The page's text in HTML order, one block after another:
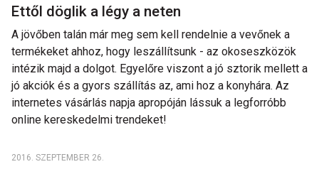
Ettől döglik a légy a neten
A jövőben talán már meg sem kell rendelnie a vevőnek a
termékeket ahhoz, hogy leszállítsunk - az okoseszközök
intézik majd a dolgot. Egyelőre viszont a jó sztorik mellett a
jó akciók és a gyors szállítás az, ami hoz a konyhára. Az
internetes vásárlás napja apropóján lássuk a legforróbb
online kereskedelmi trendeket!
2016. SZEPTEMBER 26.